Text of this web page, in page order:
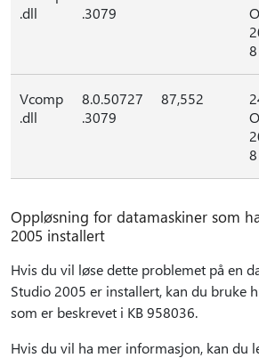
.dll
.3079
8
Vcomp
.dll
8.0.50727
.3079
87,552
8
Oppløsning for datamaskiner som
2005 installert
Hvis du vil løse dette problemet på en
Studio 2005 er installert, kan du bruke
som er beskrevet i KB 958036.
Hvis du vil ha mer informasjon, kan du